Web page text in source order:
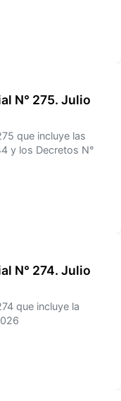
N° 275. Julio
que incluye las
y los Decretos N°
N° 274. Julio
que incluye la